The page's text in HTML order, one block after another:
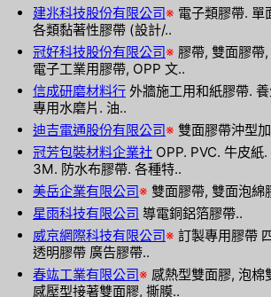
建兆科技股份有限公司※ 電子類膠帶. 單
各類黏著性膠帶 (設計/..
冠好科技股份有限公司※ 膠帶, 雙面膠帶
電子工業用膠帶, OPP 文..
信成研磨材料行 外牆施工用和紙膠帶.
專用水磨片. 油..
迪吉電通股份有限公司※ 雙面膠帶沖型
冠芳包裝材料企業社 OPP. PVC. 牛皮紙
3M. 防水布膠帶. 各種特..
美岳企業有限公司※ 雙面膠帶, 雙面泡綿
星雨科技有限公司 導電銅鋁箔膠帶..
威京網際科技有限公司※ 訂製專用膠帶
透明膠帶 廣告膠帶..
春竑工業有限公司※ 感熱型雙面膠, 泡棉
感壓型接著雙面膠, 撕膜..